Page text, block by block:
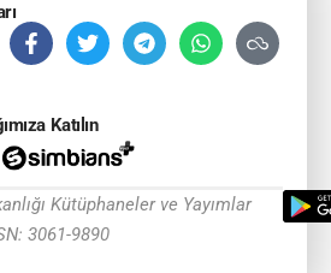
Katılın
Kütüphaneler ve Yayımlar
3061-9890